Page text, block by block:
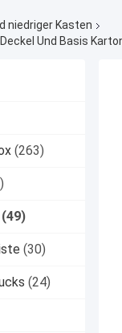
niedriger Kasten
(263)
(49)
(30)
(24)